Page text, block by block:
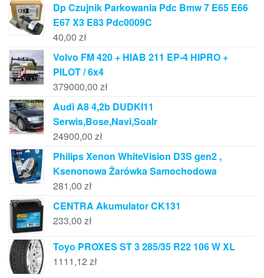
Dp Czujnik Parkowania Pdc Bmw 7 E65 E66
E67 X3 E83 Pdc0009C
40,00 zł
Volvo FM 420 + HIAB 211 EP-4 HIPRO +
PILOT / 6x4
379000,00 zł
Audi A8 4,2b DUDKI11
Serwis,Bose,Navi,Soalr
24900,00 zł
Philips Xenon WhiteVision D3S gen2 ,
Ksenonowa Żarówka Samochodowa
281,00 zł
CENTRA Akumulator CK131
233,00 zł
Toyo PROXES ST 3 285/35 R22 106 W XL
1111,12 zł